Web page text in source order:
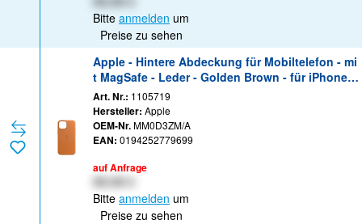
Bitte anmelden um
Preise zu sehen
Apple - Hintere Abdeckung für Mobiltelefon - mi
t MagSafe - Leder - Golden Brown - für iPhone 1
3 mini
Art. Nr.: 1105719
Hersteller: Apple
OEM-Nr.MM0D3ZM/A
EAN: 0194252779699
auf Anfrage
XX,XX €
Bitte anmelden um
Preise zu sehen